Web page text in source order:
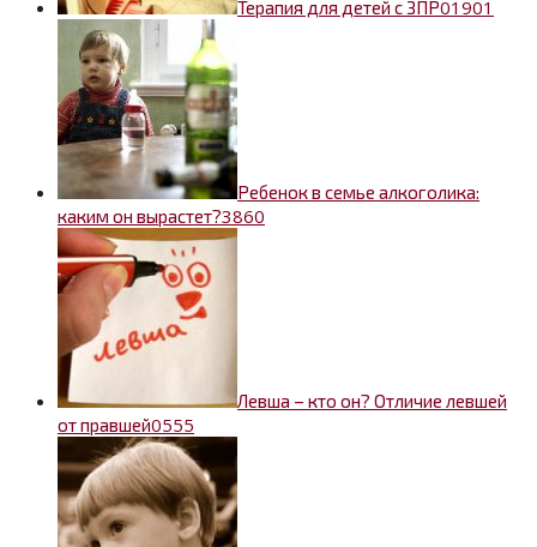
Терапия для детей с ЗПР01901
Ребенок в семье алкоголика:
каким он вырастет?3860
Левша – кто он? Отличие левшей
от правшей0555